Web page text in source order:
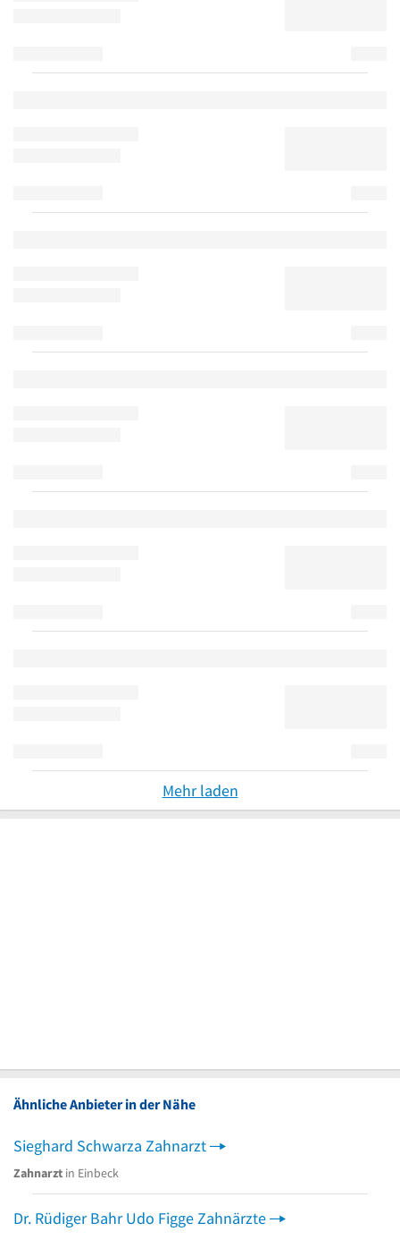
Mehr laden
Ähnliche Anbieter in der Nähe
Sieghard Schwarza Zahnarzt
Zahnarzt in Einbeck
Dr. Rüdiger Bahr Udo Figge Zahnärzte